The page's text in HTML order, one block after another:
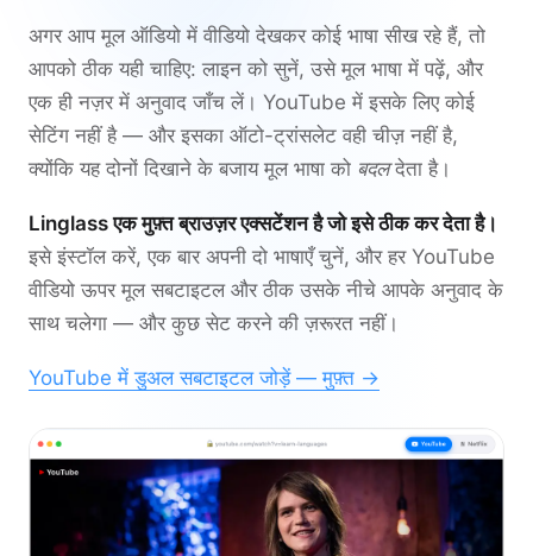
अगर आप मूल ऑडियो में वीडियो देखकर कोई भाषा सीख रहे हैं, तो
आपको ठीक यही चाहिए: लाइन को सुनें, उसे मूल भाषा में पढ़ें, और
एक ही नज़र में अनुवाद जाँच लें। YouTube में इसके लिए कोई
सेटिंग नहीं है — और इसका ऑटो-ट्रांसलेट वही चीज़ नहीं है,
क्योंकि यह दोनों दिखाने के बजाय मूल भाषा को बदलदेता है।
Linglass एक मुफ़्त ब्राउज़र एक्सटेंशन है जो इसे ठीक कर देता है।
इसे इंस्टॉल करें, एक बार अपनी दो भाषाएँ चुनें, और हर YouTube
वीडियो ऊपर मूल सबटाइटल और ठीक उसके नीचे आपके अनुवाद के
साथ चलेगा — और कुछ सेट करने की ज़रूरत नहीं।
YouTube में डुअल सबटाइटल जोड़ें — मुफ़्त →